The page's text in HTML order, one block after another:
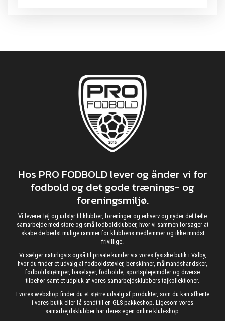
Hos PRO FODBOLD lever og ånder vi for
fodbold og det gode trænings- og
foreningsmiljø.
Vi leverer tøj og udstyr til klubber, foreninger og erhverv og nyder det tætte
samarbejde med store og små fodboldklubber, hvor vi sammen forsøger at
skabe de bedst mulige rammer for klubbens medlemmer og ikke mindst
frivillige.
Vi sælger naturligvis også til private kunder via vores fysiske butik i Valby,
hvor du finder et udvalg af fodboldstøvler, benskinner, målmandshandsker,
fodboldstrømper, baselayer, fodbolde, sportsplejemidler og diverse
tilbehør samt et udpluk af vores samarbejdsklubbers tøjkollektioner.
I vores webshop finder du et større udvalg af produkter, som du kan afhente
i vores butik eller få sendt til en GLS pakkeshop. Ligesom vores
samarbejdsklubber har deres egen online klub-shop.